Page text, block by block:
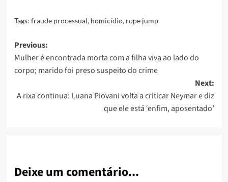
Tags: fraude processual, homicídio, rope jump
Post
navigation
Previous:
Mulher é encontrada morta com a filha viva ao lado do
corpo; marido foi preso suspeito do crime
Next:
A rixa continua: Luana Piovani volta a criticar Neymar e diz
que ele está ‘enfim, aposentado’
Deixe um comentário...